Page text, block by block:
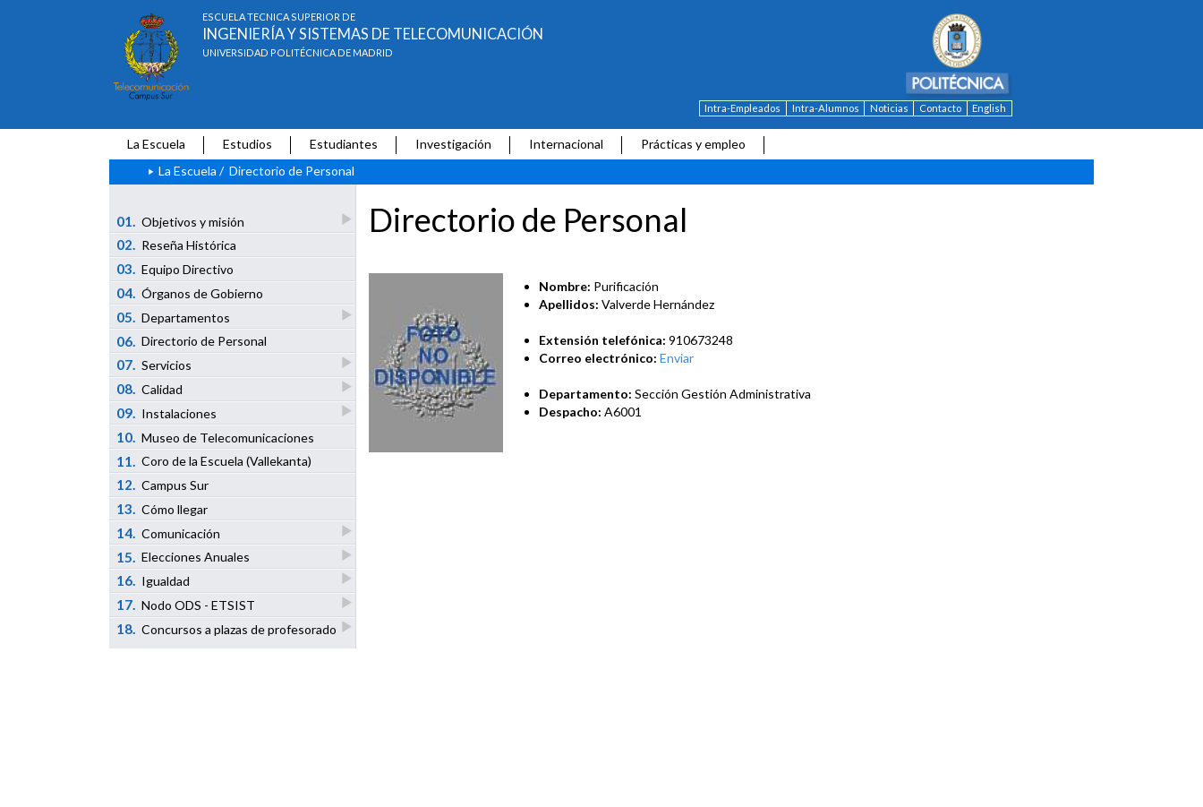
ESCUELA TÉCNICA SUPERIOR DE
INGENIERÍA Y SISTEMAS DE TELECOMUNICACIÓN
UNIVERSIDAD POLITÉCNICA DE MADRID
Intra-Empleados Intra-Alumnos Noticias Contacto English
La Escuela Estudios Estudiantes Investigación Internacional
Prácticas y empleo
La Escuela / Directorio de Personal
01. Objetivos y misión
02. Reseña Histórica
03. Equipo Directivo
04. Órganos de Gobierno
05. Departamentos
06. Directorio de Personal
07. Servicios
08. Calidad
09. Instalaciones
10. Museo de Telecomunicaciones
11. Coro de la Escuela (Vallekanta)
12. Campus Sur
13. Cómo llegar
14. Comunicación
15. Elecciones Anuales
16. Igualdad
17. Nodo ODS - ETSIST
18. Concursos a plazas de profesorado
Directorio de Personal
Nombre: Purificación
Apellidos: Valverde Hernández
Extensión telefónica: 910673248
Correo electrónico: Enviar
Departamento: Sección Gestión Administrativa
Despacho: A6001